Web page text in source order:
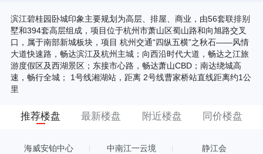
滨江碧桂园卧城印象主要规划为高层、排屋、商业，由56套联排别
墅和394套高层组成，项目位于杭州市萧山区蜀山路和向旭路交叉
口，属于南部新城板块，项目 杭州交通“四纵五横”之秋石——风情
大道快速路，畅达滨江及杭州主城；向西沿时代大道，畅达之江旅
游度假区及西湖景区；东接市心路，畅达萧山CBD；南达绕城高
速，畅行全城； 1号线湘湖站，距离 2号线曹家桥站直线距离约1公
里
推荐楼盘 最新楼盘 附近楼盘 同价楼盘
海威安铂中心 中南江一云境 静江会